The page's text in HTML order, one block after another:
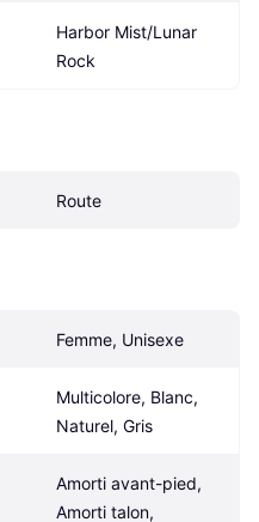
Harbor Mist/Lunar
Rock
Route
Femme, Unisexe
Multicolore, Blanc,
Naturel, Gris
Amorti avant-pied,
Amorti talon,